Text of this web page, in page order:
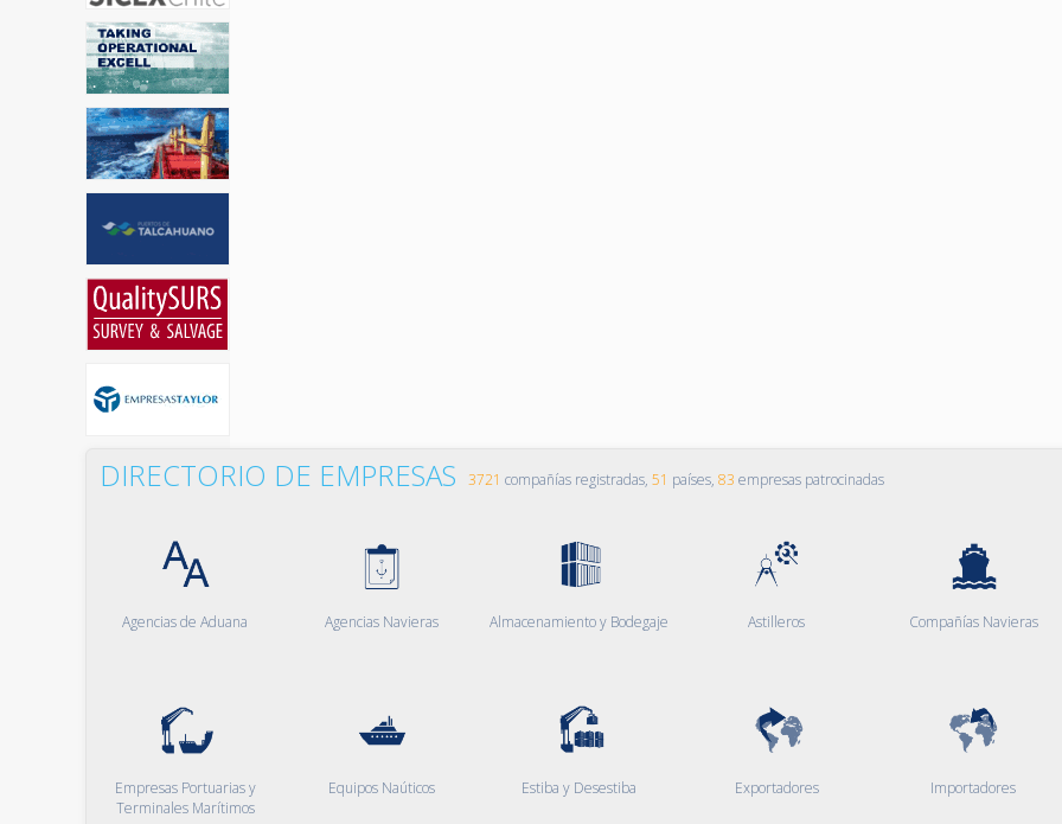
DIRECTORIO DE EMPRESAS 3721 compañías registradas, 51 países, 83 empresas patrocinadas
Agencias de Aduana Agencias Navieras Almacenamiento y Bodegaje Astilleros Compañías Navieras
Empresas Portuarias y
Terminales Marítimos
Equipos Naúticos Estiba y Desestiba Exportadores Importadores